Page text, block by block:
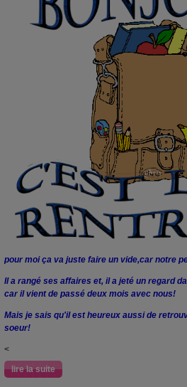
pour moi ça va juste faire un vide,car notre
Il a rangé ses affaires et, il a jeté un regard
car il vient de passé deux mois avec nous!
Mais je sais qu'il est heureux aussi de
soeur!
<
lire la suite